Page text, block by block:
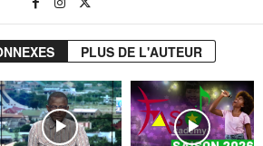
PLUS DE L'AUTEUR